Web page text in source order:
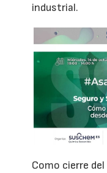
industrial.
Como cierre